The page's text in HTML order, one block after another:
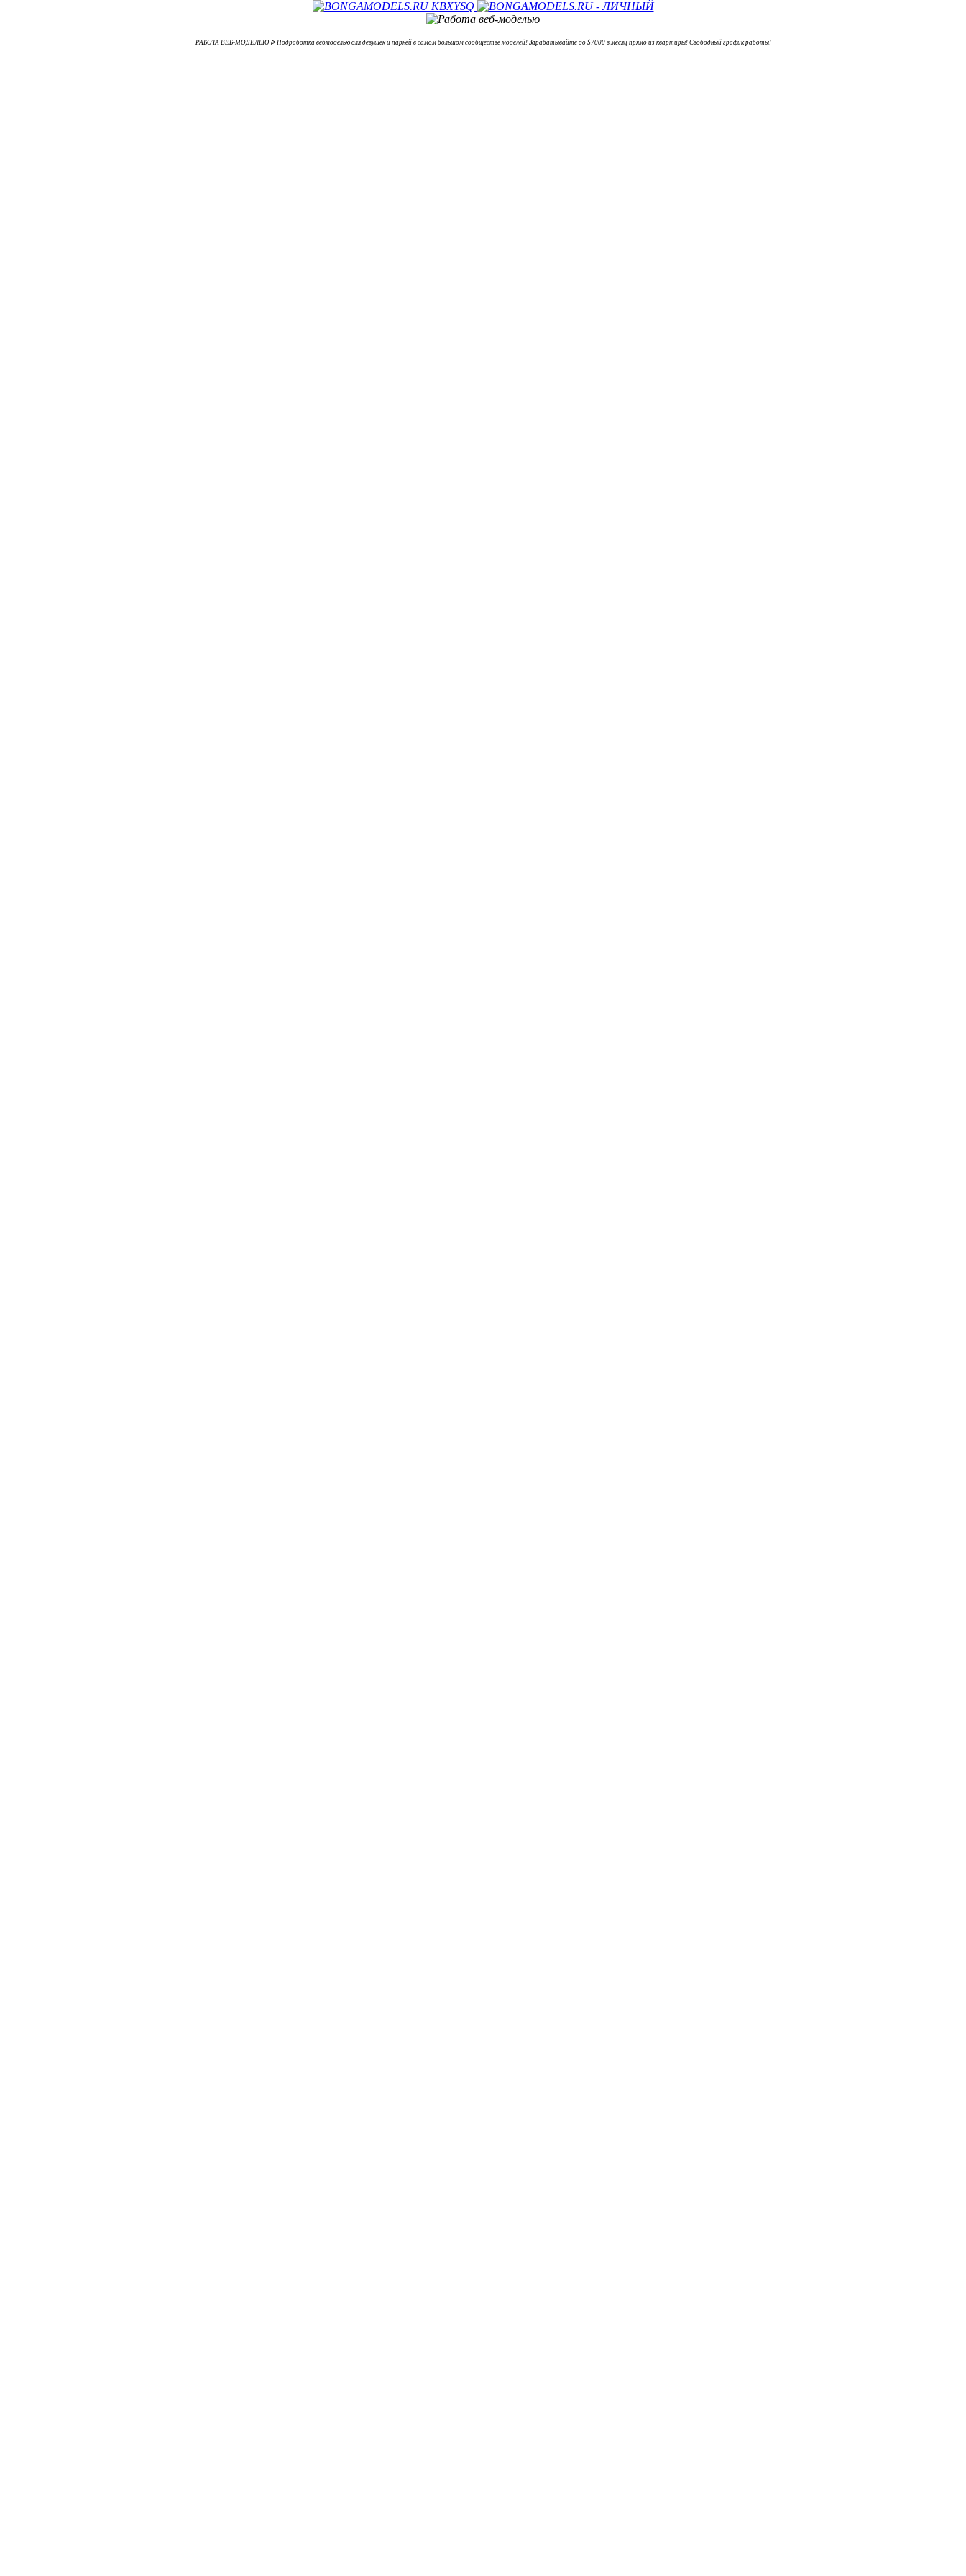
РАБОТА ВЕБ-МОДЕЛЬЮ ᐉ Подработка вебмоделью для девушек и парней в самом большом сообществе моделей! Зарабатывайте до $7000 в месяц прямо из квартиры! Свободный график работы!